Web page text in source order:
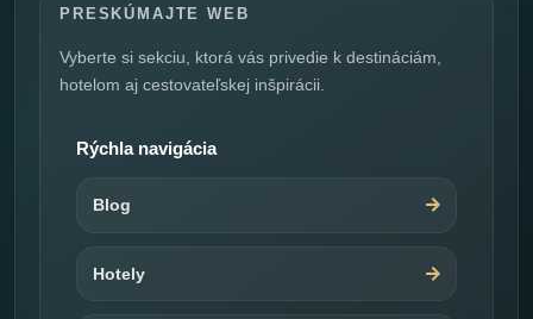
PRESKÚMAJTE WEB
Vyberte si sekciu, ktorá vás privedie k destináciám,
hotelom aj cestovateľskej inšpirácii.
Rýchla navigácia
Blog
Hotely